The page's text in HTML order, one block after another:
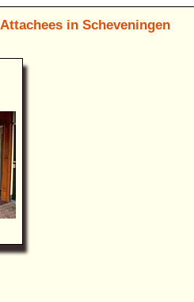
Attachees in Scheveningen